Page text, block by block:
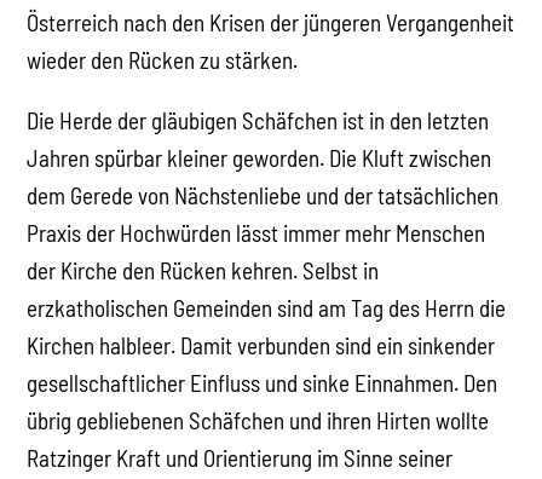
Österreich nach den Krisen der jüngeren Vergangenheit
wieder den Rücken zu stärken.
Die Herde der gläubigen Schäfchen ist in den letzten
Jahren spürbar kleiner geworden. Die Kluft zwischen
dem Gerede von Nächstenliebe und der tatsächlichen
Praxis der Hochwürden lässt immer mehr Menschen
der Kirche den Rücken kehren. Selbst in
erzkatholischen Gemeinden sind am Tag des Herrn die
Kirchen halbleer. Damit verbunden sind ein sinkender
gesellschaftlicher Einfluss und sinke Einnahmen. Den
übrig gebliebenen Schäfchen und ihren Hirten wollte
Ratzinger Kraft und Orientierung im Sinne seiner